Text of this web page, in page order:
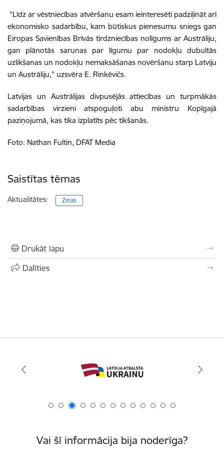
“Līdz ar vēstniecības atvēršanu esam ieinteresēti padziļināt arī
ekonomisko sadarbību, kam būtiskus pienesumu sniegs gan
Eiropas Savienības Brīvās tirdzniecības nolīgums ar Austrāliju,
gan plānotās sarunas par līgumu par nodokļu dubultās
uzlikšanas un nodokļu nemaksāšanas novēršanu starp Latviju
un Austrāliju,” uzsvēra E. Rinkēvičs.
Latvijas un Austrālijas divpusējās attiecības un turpmākās
sadarbības virzieni atspoguļoti abu ministru Kopīgajā
paziņojumā, kas tika izplatīts pēc tikšanās.
Foto: Nathan Fultin, DFAT Media
Saistītas tēmas
Aktualitātes: Ziņas
Drukāt lapu
Dalīties
Vai šī informācija bija noderīga?